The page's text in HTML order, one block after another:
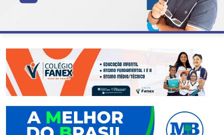
DE
ABASTECIMENTO
AÇÃO
SOCIAL
ADMINISTRAÇÃO